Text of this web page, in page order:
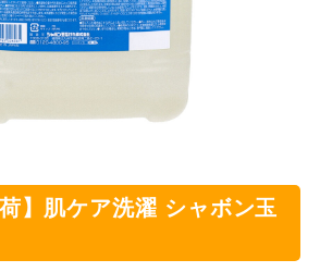
】肌ケア洗濯 シャボン玉